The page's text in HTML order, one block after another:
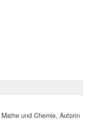
und Chemie, Autorin